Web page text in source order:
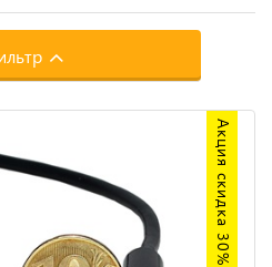
Акция скидка 30%